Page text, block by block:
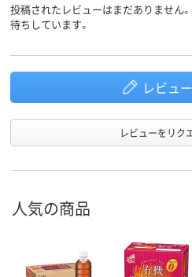
投稿されたレビューはまだありません
待ちしています。
レビュ
レビューをリク
人気の商品